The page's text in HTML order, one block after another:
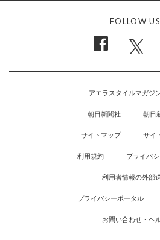
FOLLOW US
アエラスタイルマガジ
朝日新聞社 朝日
サイトマップ サイ
利用規約 プライバ
利用者情報の外部
プライバシーポータル
お問い合わせ・ヘ